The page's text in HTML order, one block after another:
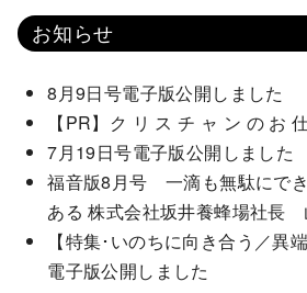
お知らせ
8月9日号電子版公開しました
【PR】ク リ ス チ ャ ン の お
7月19日号電子版公開しました
福音版8月号 一滴も無駄にで
ある 株式会社坂井養蜂場社長
【特集･いのちに向き合う／異
電子版公開しました